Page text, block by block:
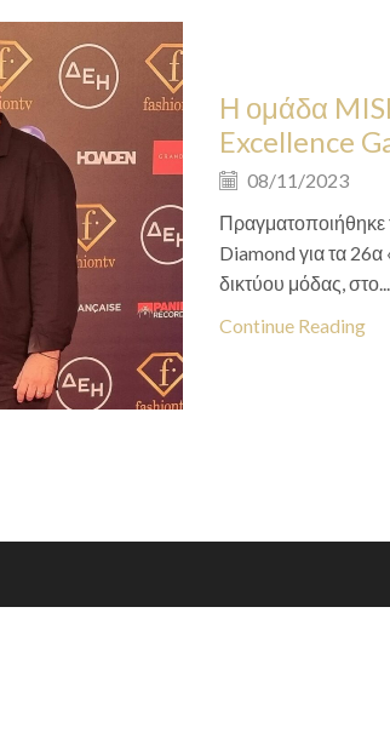
Η ομάδα
Excellence
08/11/2023
Πραγματοποιήθηκε
Diamond για τα 26α
δικτύου μόδας, στο...
Continue Reading